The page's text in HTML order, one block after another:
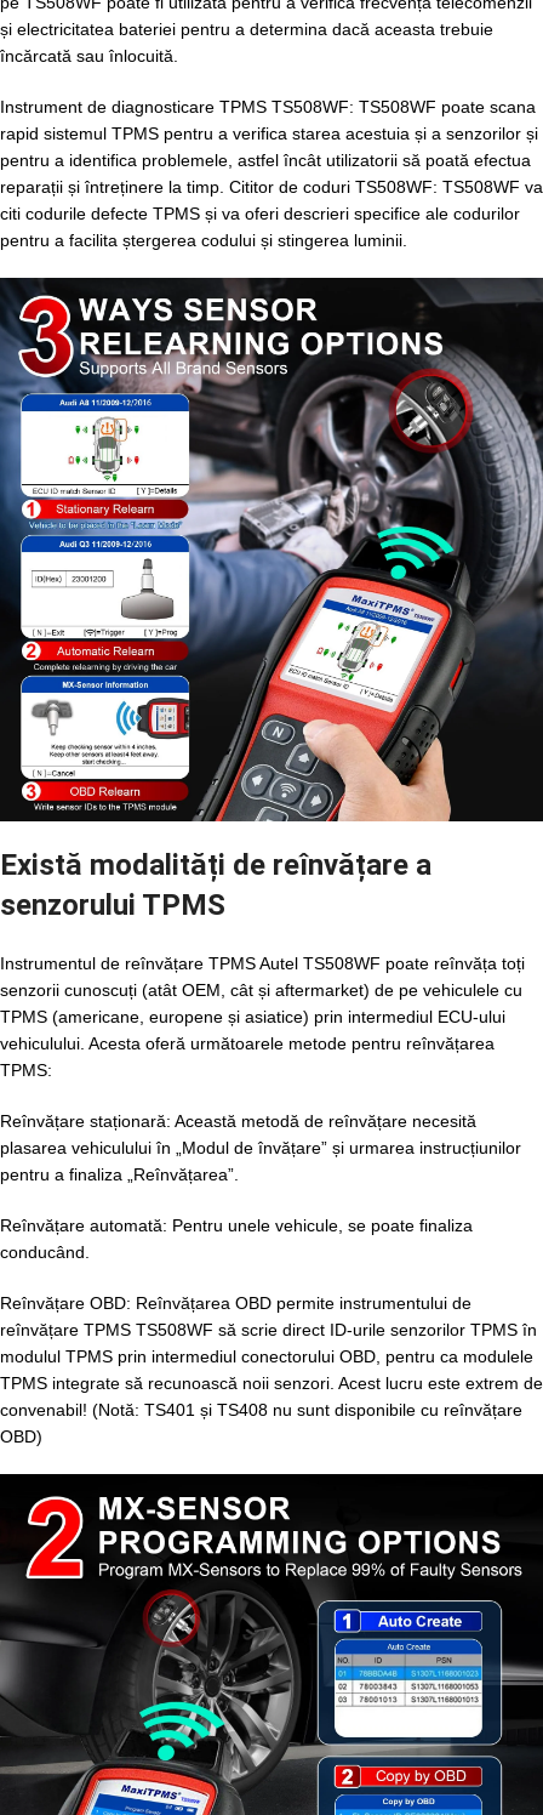
și electricitatea bateriei pentru a determina dacă aceasta trebuie
încărcată sau înlocuită.
Instrument de diagnosticare TPMS TS508WF: TS508WF poate scana
rapid sistemul TPMS pentru a verifica starea acestuia și a senzorilor și
pentru a identifica problemele, astfel încât utilizatorii să poată efectua
reparații și întreținere la timp. Cititor de coduri TS508WF: TS508WF va
citi codurile defecte TPMS și va oferi descrieri specifice ale codurilor
pentru a facilita ștergerea codului și stingerea luminii.
Există modalități de reînvățare a
senzorului TPMS
Instrumentul de reînvățare TPMS Autel TS508WF poate reînvăța toți
senzorii cunoscuți (atât OEM, cât și aftermarket) de pe vehiculele cu
TPMS (americane, europene și asiatice) prin intermediul ECU-ului
vehiculului. Acesta oferă următoarele metode pentru reînvățarea
TPMS:
Reînvățare staționară: Această metodă de reînvățare necesită
plasarea vehiculului în „Modul de învățare” și urmarea instrucțiunilor
pentru a finaliza „Reînvățarea”.
Reînvățare automată: Pentru unele vehicule, se poate finaliza
conducând.
Reînvățare OBD: Reînvățarea OBD permite instrumentului de
reînvățare TPMS TS508WF să scrie direct ID-urile senzorilor TPMS în
modulul TPMS prin intermediul conectorului OBD, pentru ca modulele
TPMS integrate să recunoască noii senzori. Acest lucru este extrem de
convenabil! (Notă: TS401 și TS408 nu sunt disponibile cu reînvățare
OBD)